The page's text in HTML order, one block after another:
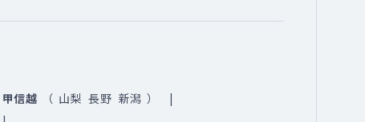
甲信越 （ 山梨 長野 新潟 ）